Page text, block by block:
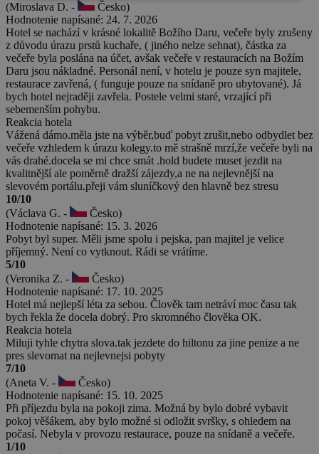
(Miroslava D. -
Česko)
Hodnotenie napísané: 24. 7. 2026
Hotel se nachází v krásné lokalitě Božího Daru, večeře byly zrušeny
z důvodu úrazu prstů kuchaře, ( jiného nelze sehnat), částka za
večeře byla poslána na účet, avšak večeře v restauracích na Božím
Daru jsou nákladné. Personál není, v hotelu je pouze syn majitele,
restaurace zavřená, ( funguje pouze na snídaně pro ubytované). Já
bych hotel nejraději zavřela. Postele velmi staré, vrzající při
sebemenším pohybu.
Reakcia hotela
Vážená dámo.měla jste na výběr,buď pobyt zrušit,nebo odbydlet bez
večeře vzhledem k úrazu kolegy.to mě strašně mrzí,že večeře byli na
vás drahé.docela se mi chce smát .hold budete muset jezdit na
kvalitnější ale poměrně dražší zájezdy,a ne na nejlevnější na
slevovém portálu.přeji vám sluníčkový den hlavně bez stresu
10/10
(Václava G. -
Česko)
Hodnotenie napísané: 15. 3. 2026
Pobyt byl super. Měli jsme spolu i pejska, pan majitel je velice
příjemný. Není co vytknout. Rádi se vrátíme.
5/10
(Veronika Z. -
Česko)
Hodnotenie napísané: 17. 10. 2025
Hotel má nejlepší léta za sebou. Člověk tam netráví moc času tak
bych řekla že docela dobrý. Pro skromného člověka OK.
Reakcia hotela
Miluji tyhle chytra slova.tak jezdete do hiltonu za jine penize a ne
pres slevomat na nejlevnejsi pobyty
7/10
(Aneta V. -
Česko)
Hodnotenie napísané: 15. 10. 2025
Při příjezdu byla na pokoji zima. Možná by bylo dobré vybavit
pokoj věšákem, aby bylo možné si odložit svršky, s ohledem na
počasí. Nebyla v provozu restaurace, pouze na snídaně a večeře.
1/10